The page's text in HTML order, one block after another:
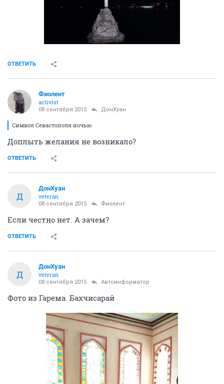
ОТВЕТИТЬ
Фиолент
activist
08 сентября 2015 ДонХуан
Символ Севастополя ночью
Доплыть желания не возникало?
ОТВЕТИТЬ
Д
ДонХуан
veteran
08 сентября 2015 Фиолент
Если честно нет. А зачем?
ОТВЕТИТЬ
Д
ДонХуан
veteran
08 сентября 2015 Автоинформатор
Фото из Гарема. Бахчисарай